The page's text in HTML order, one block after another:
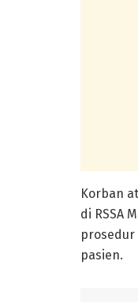
Korban
di RSSA
prosedur
pasien.